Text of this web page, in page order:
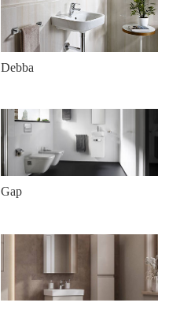
Debba
Gap